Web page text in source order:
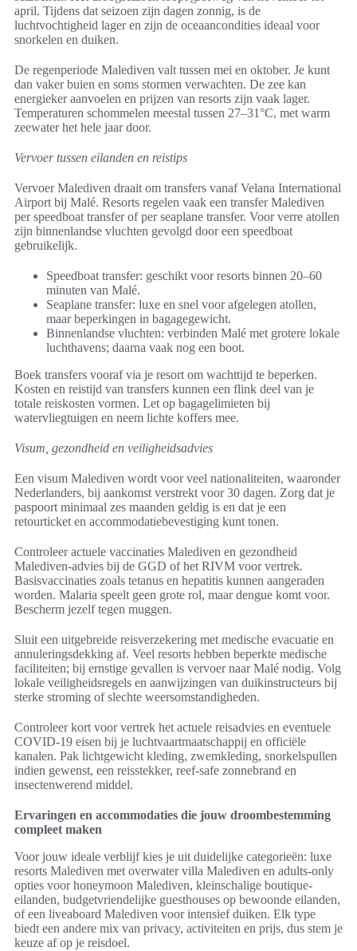
april. Tijdens dat seizoen zijn dagen zonnig, is de
luchtvochtigheid lager en zijn de oceaancondities ideaal voor
snorkelen en duiken.
De regenperiode Malediven valt tussen mei en oktober. Je kunt
dan vaker buien en soms stormen verwachten. De zee kan
energieker aanvoelen en prijzen van resorts zijn vaak lager.
Temperaturen schommelen meestal tussen 27–31°C, met warm
zeewater het hele jaar door.
Vervoer tussen eilanden en reistips
Vervoer Malediven draait om transfers vanaf Velana International
Airport bij Malé. Resorts regelen vaak een transfer Malediven
per speedboat transfer of per seaplane transfer. Voor verre atollen
zijn binnenlandse vluchten gevolgd door een speedboat
gebruikelijk.
Speedboat transfer: geschikt voor resorts binnen 20–60
minuten van Malé.
Seaplane transfer: luxe en snel voor afgelegen atollen,
maar beperkingen in bagagegewicht.
Binnenlandse vluchten: verbinden Malé met grotere lokale
luchthavens; daarna vaak nog een boot.
Boek transfers vooraf via je resort om wachttijd te beperken.
Kosten en reistijd van transfers kunnen een flink deel van je
totale reiskosten vormen. Let op bagagelimieten bij
watervliegtuigen en neem lichte koffers mee.
Visum, gezondheid en veiligheidsadvies
Een visum Malediven wordt voor veel nationaliteiten, waaronder
Nederlanders, bij aankomst verstrekt voor 30 dagen. Zorg dat je
paspoort minimaal zes maanden geldig is en dat je een
retourticket en accommodatiebevestiging kunt tonen.
Controleer actuele vaccinaties Malediven en gezondheid
Malediven-advies bij de GGD of het RIVM voor vertrek.
Basisvaccinaties zoals tetanus en hepatitis kunnen aangeraden
worden. Malaria speelt geen grote rol, maar dengue komt voor.
Bescherm jezelf tegen muggen.
Sluit een uitgebreide reisverzekering met medische evacuatie en
annuleringsdekking af. Veel resorts hebben beperkte medische
faciliteiten; bij ernstige gevallen is vervoer naar Malé nodig. Volg
lokale veiligheidsregels en aanwijzingen van duikinstructeurs bij
sterke stroming of slechte weersomstandigheden.
Controleer kort voor vertrek het actuele reisadvies en eventuele
COVID-19 eisen bij je luchtvaartmaatschappij en officiële
kanalen. Pak lichtgewicht kleding, zwemkleding, snorkelspullen
indien gewenst, een reisstekker, reef-safe zonnebrand en
insectenwerend middel.
Ervaringen en accommodaties die jouw droombestemming
compleet maken
Voor jouw ideale verblijf kies je uit duidelijke categorieën: luxe
resorts Malediven met overwater villa Malediven en adults-only
opties voor honeymoon Malediven, kleinschalige boutique-
eilanden, budgetvriendelijke guesthouses op bewoonde eilanden,
of een liveaboard Malediven voor intensief duiken. Elk type
biedt een andere mix van privacy, activiteiten en prijs, dus stem je
keuze af op je reisdoel.